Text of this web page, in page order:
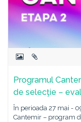
Programul
de selecţie –
În perioada 27 mai -
Cantemir – program